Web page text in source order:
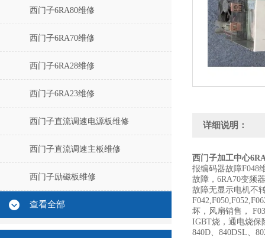
西门子6RA80维修
西门子6RA70维修
西门子6RA28维修
西门子6RA23维修
西门子直流调速电源板维修
西门子直流调速主板维修
西门子励磁板维修
查看全部
详细说明：
西门子加工中心
报编码器故障F048
故障，6RA70变频
故障无显示电机不
坏，风扇销售，
IGBT烧，通电烧保
840D、840DSL、